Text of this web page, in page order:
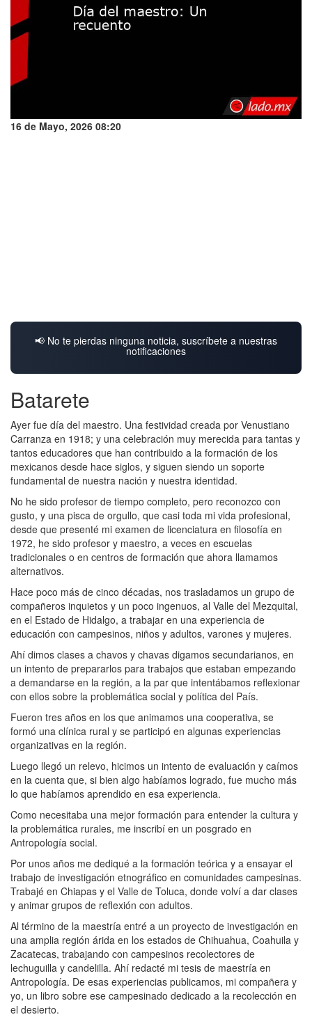
16 de Mayo, 2026 08:20
📢 No te pierdas ninguna noticia, suscríbete a nuestras
notificaciones
Batarete
Ayer fue día del maestro. Una festividad creada por Venustiano
Carranza en 1918; y una celebración muy merecida para tantas y
tantos educadores que han contribuido a la formación de los
mexicanos desde hace siglos, y siguen siendo un soporte
fundamental de nuestra nación y nuestra identidad.
No he sido profesor de tiempo completo, pero reconozco con
gusto, y una pisca de orgullo, que casi toda mi vida profesional,
desde que presenté mi examen de licenciatura en filosofía en
1972, he sido profesor y maestro, a veces en escuelas
tradicionales o en centros de formación que ahora llamamos
alternativos.
Hace poco más de cinco décadas, nos trasladamos un grupo de
compañeros inquietos y un poco ingenuos, al Valle del Mezquital,
en el Estado de Hidalgo, a trabajar en una experiencia de
educación con campesinos, niños y adultos, varones y mujeres.
Ahí dimos clases a chavos y chavas digamos secundarianos, en
un intento de prepararlos para trabajos que estaban empezando
a demandarse en la región, a la par que intentábamos reflexionar
con ellos sobre la problemática social y política del País.
Fueron tres años en los que animamos una cooperativa, se
formó una clínica rural y se participó en algunas experiencias
organizativas en la región.
Luego llegó un relevo, hicimos un intento de evaluación y caímos
en la cuenta que, si bien algo habíamos logrado, fue mucho más
lo que habíamos aprendido en esa experiencia.
Como necesitaba una mejor formación para entender la cultura y
la problemática rurales, me inscribí en un posgrado en
Antropología social.
Por unos años me dediqué a la formación teórica y a ensayar el
trabajo de investigación etnográfico en comunidades campesinas.
Trabajé en Chiapas y el Valle de Toluca, donde volví a dar clases
y animar grupos de reflexión con adultos.
Al término de la maestría entré a un proyecto de investigación en
una amplia región árida en los estados de Chihuahua, Coahuila y
Zacatecas, trabajando con campesinos recolectores de
lechuguilla y candelilla. Ahí redacté mi tesis de maestría en
Antropología. De esas experiencias publicamos, mi compañera y
yo, un libro sobre ese campesinado dedicado a la recolección en
el desierto.